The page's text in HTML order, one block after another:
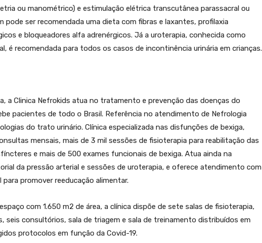
ou manométrico) e estimulação elétrica transcutânea parassacral ou
pode ser recomendada uma dieta com fibras e laxantes, profilaxia
e bloqueadores alfa adrenérgicos. Já a uroterapia, conhecida como
é recomendada para todos os casos de incontinência urinária em crianças.
a Clinica Nefrokids atua no tratamento e prevenção das doenças do
pacientes de todo o Brasil. Referência no atendimento de Nefrologia
do trato urinário. Clínica especializada nas disfunções de bexiga,
mensais, mais de 3 mil sessões de fisioterapia para reabilitação das
e mais de 500 exames funcionais de bexiga. Atua ainda na
da pressão arterial e sessões de uroterapia, e oferece atendimento com
promover reeducação alimentar.
com 1.650 m2 de área, a clínica dispõe de sete salas de fisioterapia,
seis consultórios, sala de triagem e sala de treinamento distribuídos em
protocolos em função da Covid-19.